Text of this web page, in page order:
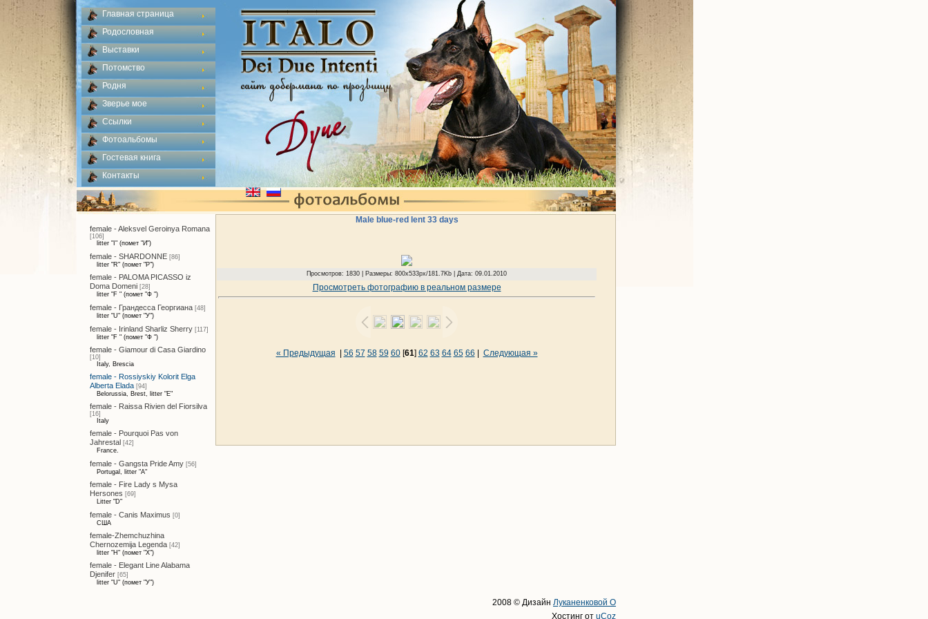
Главная страница
Родословная
Выставки
Потомство
Родня
Зверье мое
Ссылки
Фотоальбомы
Гостевая книга
Контакты
female - Aleksvel Geroinya Romana
[106]
litter "I" (помет "И")
female - SHARDONNE [86]
litter "R" (помет "Р")
female - PALOMA PICASSO iz
Doma Domeni [28]
litter "F " (помет "Ф ")
female - Грандесса Георгиана [48]
litter "U" (помет "У")
female - Irinland Sharliz Sherry [117]
litter "F " (помет "Ф ")
female - Giamour di Casa Giardino
[10]
Italy, Brescia
female - Rossiyskiy Kolorit Elga
Alberta Elada [94]
Belorussia, Brest, litter "E"
female - Raissa Rivien del Fiorsilva
[16]
Italy
female - Pourquoi Pas von
Jahrestal [42]
France.
female - Gangsta Pride Amy [56]
Portugal, litter "A"
female - Fire Lady s Mysa
Hersones [69]
Litter "D"
female - Canis Maximus [0]
США
female-Zhemchuzhina
Chernozemija Legenda [42]
litter "H" (помет "Х")
female - Elegant Line Alabama
Djenifer [65]
litter "U" (помет "У")
Male blue-red lent 33 days
Просмотров: 1830 | Размеры: 800x533px/181.7Kb | Дата: 09.01.2010
Просмотреть фотографию в реальном размере
« Предыдущая 56 57 58 59 60[61] 62 63 64 65 66 Следующая »
2008 © Дизайн Луканенковой О
Хостинг от uCoz